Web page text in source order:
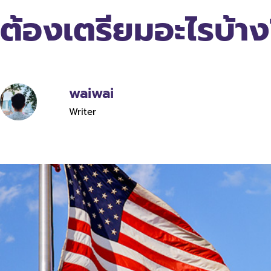
ต้องเตรียมอะไรบ้า
waiwai
Writer